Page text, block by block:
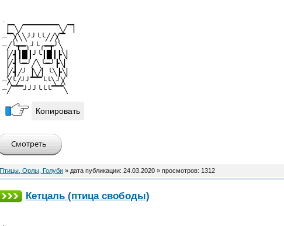
▕▔╲╱▔▔▔▔▔▔╲╱▔▏
┈▔╳╲╲╯╯╰╰╱╱╳▔
┈╱╰┳━╮╯╰╭━┳╯╲
▕╱┫┃▉┃╯╰┃▉┃┣╲▏
▕╱┫╰━╯╱╲╰━╯┣╲▏
▕╱┫╱╯▕╲╱▏╰╲┣╲▏
┈╳╰╱╯╯▔▔╰╰╲╯╳
┈╱▔▔╯╯╯╰╰╰▔▔╲
Копировать
Птицы, Орлы, Голуби » дата публикации: 24.03.2020 » просмотров: 1312
Кетцаль (птица свободы)